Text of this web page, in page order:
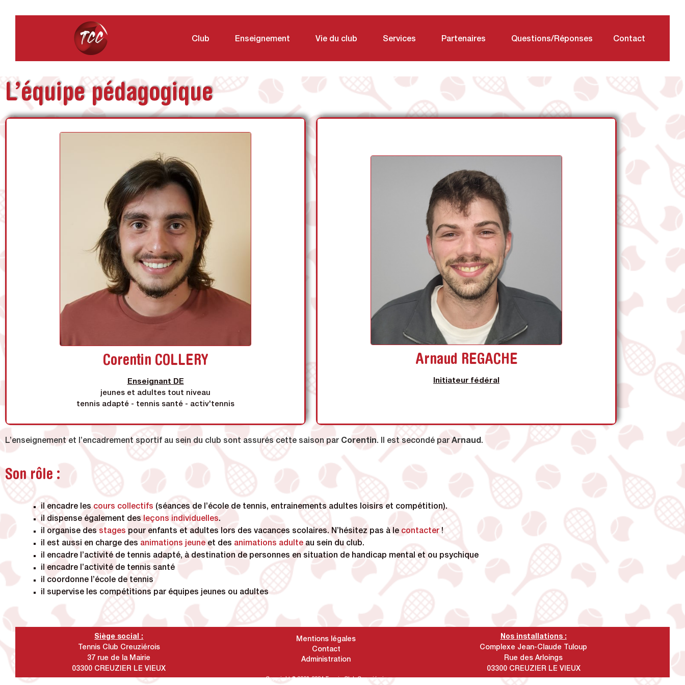
Club Enseignement Vie du club Services Partenaires Questions/Réponses Contact
L’équipe pédagogique
Corentin COLLERY
Enseignant DE
jeunes et adultes tout niveau
tennis adapté - tennis santé - activ'tennis
Ses qualifications :
BPJEPS - activité pour tous
CQP - Éducateur de tennis
CC Accueil et inclusion de personnes en situation de handicap
DEJEPS tennis
Qualification Tennis Santé
Arnaud REGACHE
Initiateur fédéral
Ses qualifications :
Initiateur Fédéral bénévole
L’enseignement et l’encadrement sportif au sein du club sont assurés cette saison par Corentin. Il est secondé par Arnaud.
Son rôle :
il encadre les cours collectifs (séances de l’école de tennis, entrainements adultes loisirs et compétition).
il dispense également des leçons individuelles.
il organise des stages pour enfants et adultes lors des vacances scolaires. N’hésitez pas à le contacter !
il est aussi en charge des animations jeune et des animations adulte au sein du club.
il encadre l’activité de tennis adapté, à destination de personnes en situation de handicap mental et ou psychique
il encadre l’activité de tennis santé
il coordonne l’école de tennis
il supervise les compétitions par équipes jeunes ou adultes
Siège social :
Tennis Club Creuziérois
37 rue de la Mairie
03300 CREUZIER LE VIEUX
Mentions légales
Contact
Administration
Copyright © 2003-2024 Tennis Club Creuziérois
Nos installations :
Complexe Jean-Claude Tuloup
Rue des Arloings
03300 CREUZIER LE VIEUX